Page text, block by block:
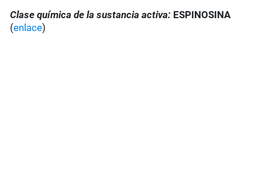
Clase química de la sustancia activa: ESPINOSINA
(enlace)